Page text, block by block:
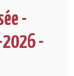
-
2026 -